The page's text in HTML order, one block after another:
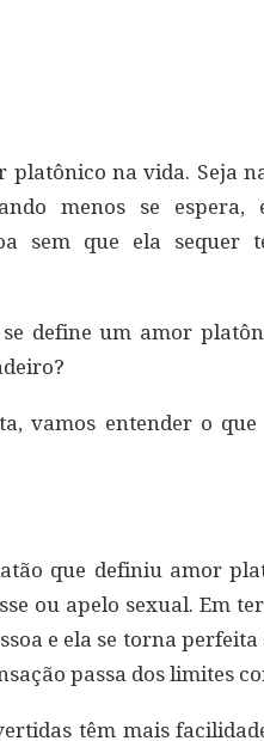
platônico na vida. Seja
menos se
sem que ela sequer
define um amor
vamos entender o
que definiu amor
ou apelo sexual. Em
e ela se torna
passa dos limites
têm mais